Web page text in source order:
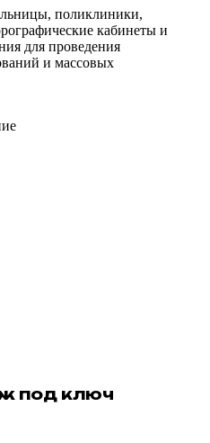
поликлиники,
кабинеты и
для проведения
и массовых
под ключ